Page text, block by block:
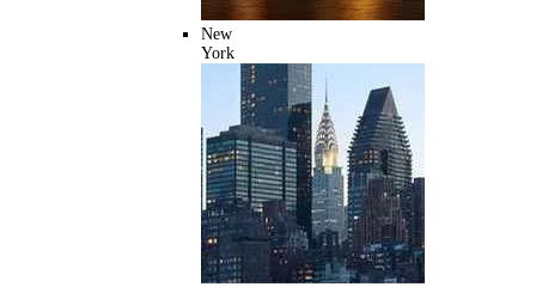
New
York